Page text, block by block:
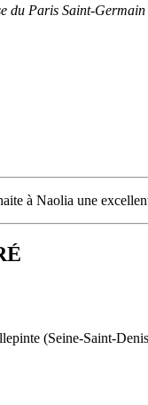
du Paris Saint-Germain
à Naolia une
(Seine-Saint-